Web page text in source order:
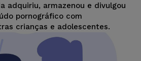
adquiriu, armazenou e divulgou
pornográfico com
crianças e adolescentes.